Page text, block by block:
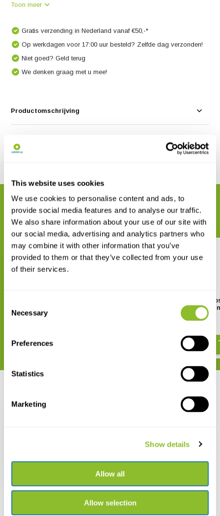
This website uses cookies
We use cookies to personalise content and ads, to
provide social media features and to analyse our traffic.
We also share information about your use of our site with
our social media, advertising and analytics partners who
may combine it with other information that you’ve
provided to them or that they’ve collected from your use
of their services.
Selection
Necessary
Preferences
Statistics
Marketing
Show details
Allow all
Allow selection
Toon meer
Gratis verzending in Nederland vanaf €50,-*
Op werkdagen voor 17:00 uur besteld? Zelfde dag verzonden!
Niet goed? Geld terug
We denken graag met u mee!
Productomschrijving
GERELATEERDE PRODUCTEN
Maak uw bestelling compleet
Wildtronics All
Parabool Kit met 1,5
Parabool
Smartphone Adapter